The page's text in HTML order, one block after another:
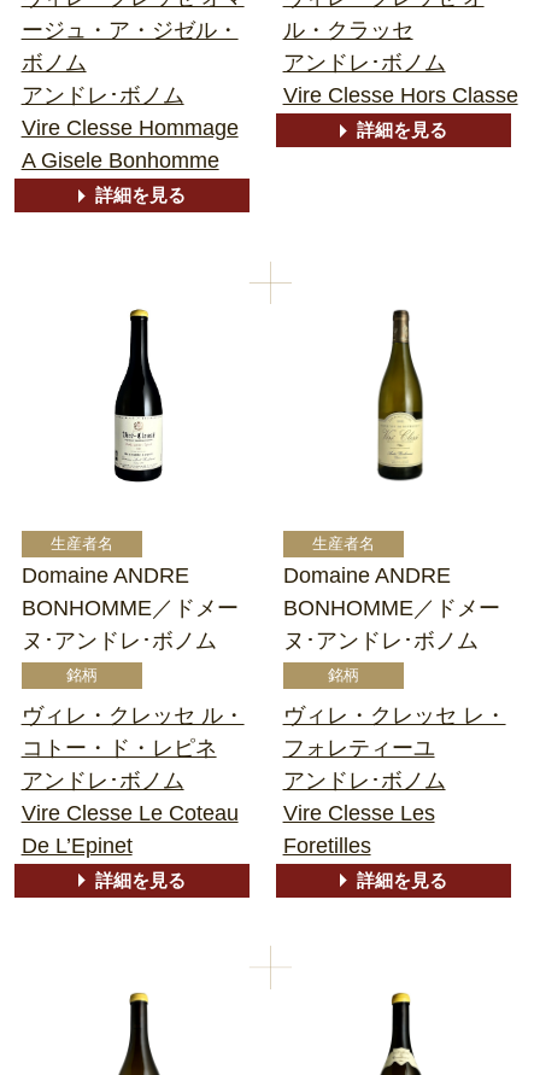
ージュ・ア・ジゼル・
ボノム
アンドレ･ボノム
Vire Clesse Hommage
A Gisele Bonhomme
詳細を見る
ル・クラッセ
アンドレ･ボノム
Vire Clesse Hors Classe
詳細を見る
Domaine ANDRE
BONHOMME／ドメー
ヌ･アンドレ･ボノム
ヴィレ・クレッセ ル・
コトー・ド・レピネ
アンドレ･ボノム
Vire Clesse Le Coteau
De L’Epinet
詳細を見る
Domaine ANDRE
BONHOMME／ドメー
ヌ･アンドレ･ボノム
ヴィレ・クレッセ レ・
フォレティーユ
アンドレ･ボノム
Vire Clesse Les
Foretilles
詳細を見る